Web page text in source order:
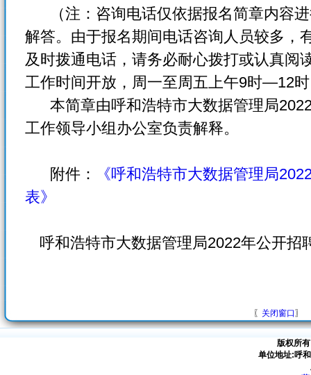
（注：咨询电话仅依据报名简章内容进
解答。由于报名期间电话咨询人员较多，
及时拨通电话，请务必耐心拨打或认真阅
工作时间开放，周一至周五上午9时—12
本简章由呼和浩特市大数据管理局
工作领导小组办公室负责解释。
附件：
《呼和浩特市大数据管理局
表》
呼和浩特市大数据管理局2022年公开
〖 关闭窗口 〗
版权所
单位地址:呼